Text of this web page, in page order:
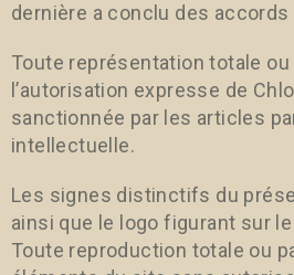
dernière a conclu des
Toute représentation totale
l’autorisation expresse de
sanctionnée par les articles
intellectuelle.
Les signes distinctifs du
ainsi que le logo figurant sur
Toute reproduction totale ou